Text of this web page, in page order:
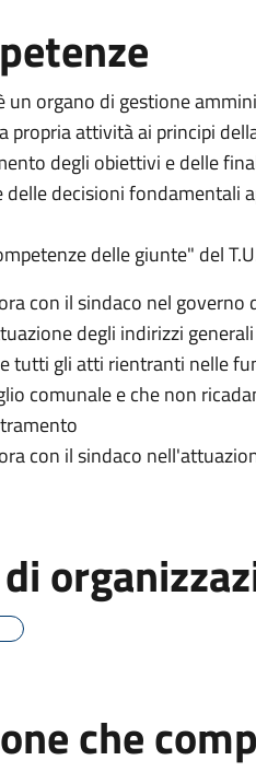
un organo di gestione
propria attività ai principi
degli obiettivi e delle
decisioni fondamentali
delle giunte" del
con il sindaco nel
degli indirizzi
tutti gli atti rientranti nelle
comunale e che non
con il sindaco
che